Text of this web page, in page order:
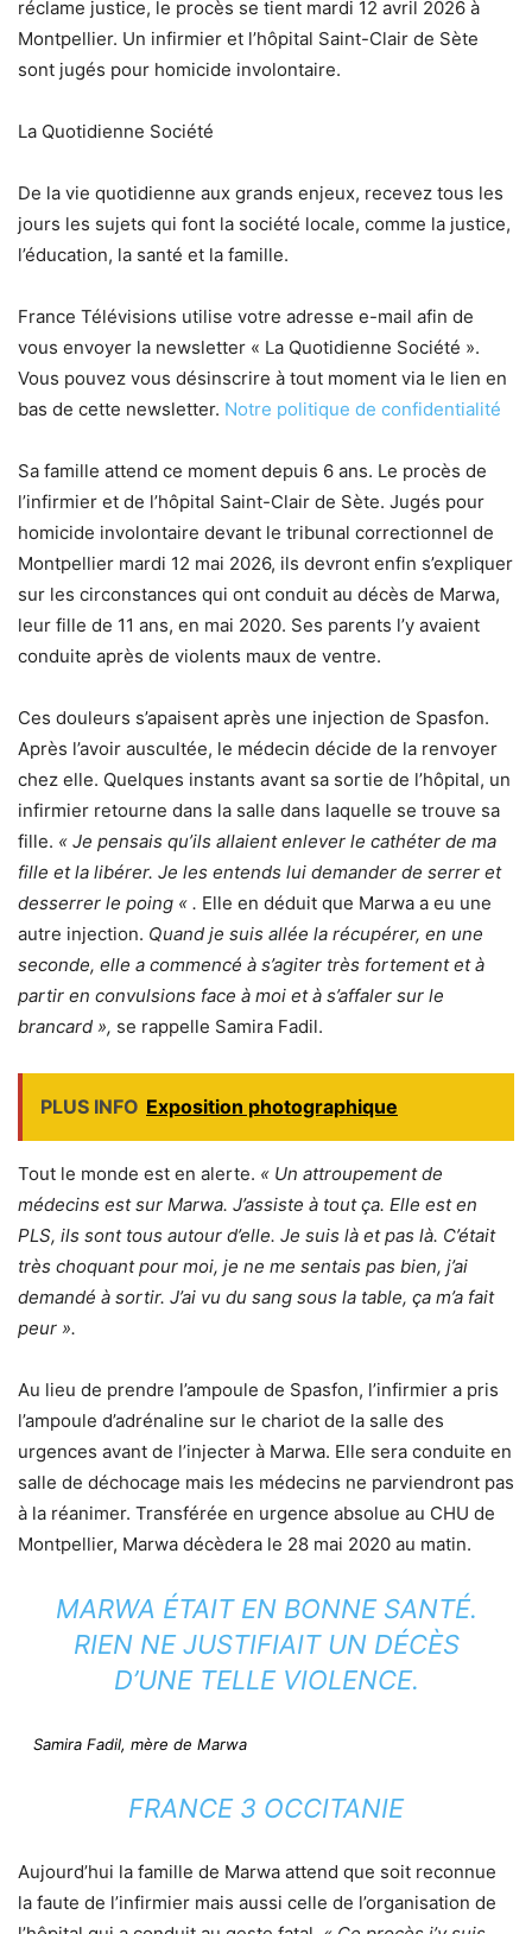
réclame justice, le procès se tient mardi 12 avril 2026 à
Montpellier. Un infirmier et l’hôpital Saint-Clair de Sète
sont jugés pour homicide involontaire.
La Quotidienne Société
De la vie quotidienne aux grands enjeux, recevez tous les
jours les sujets qui font la société locale, comme la justice,
l’éducation, la santé et la famille.
France Télévisions utilise votre adresse e-mail afin de
vous envoyer la newsletter « La Quotidienne Société ».
Vous pouvez vous désinscrire à tout moment via le lien en
bas de cette newsletter. Notre politique de confidentialité
Sa famille attend ce moment depuis 6 ans. Le procès de
l’infirmier et de l’hôpital Saint-Clair de Sète. Jugés pour
homicide involontaire devant le tribunal correctionnel de
Montpellier mardi 12 mai 2026, ils devront enfin s’expliquer
sur les circonstances qui ont conduit au décès de Marwa,
leur fille de 11 ans, en mai 2020. Ses parents l’y avaient
conduite après de violents maux de ventre.
Ces douleurs s’apaisent après une injection de Spasfon.
Après l’avoir auscultée, le médecin décide de la renvoyer
chez elle. Quelques instants avant sa sortie de l’hôpital, un
infirmier retourne dans la salle dans laquelle se trouve sa
fille. « Je pensais qu’ils allaient enlever le cathéter de ma
fille et la libérer. Je les entends lui demander de serrer et
desserrer le poing « . Elle en déduit que Marwa a eu une
autre injection. Quand je suis allée la récupérer, en une
seconde, elle a commencé à s’agiter très fortement et à
partir en convulsions face à moi et à s’affaler sur le
brancard », se rappelle Samira Fadil.
PLUS INFO Exposition photographique
Tout le monde est en alerte. « Un attroupement de
médecins est sur Marwa. J’assiste à tout ça. Elle est en
PLS, ils sont tous autour d’elle. Je suis là et pas là. C’était
très choquant pour moi, je ne me sentais pas bien, j’ai
demandé à sortir. J’ai vu du sang sous la table, ça m’a fait
peur ».
Au lieu de prendre l’ampoule de Spasfon, l’infirmier a pris
l’ampoule d’adrénaline sur le chariot de la salle des
urgences avant de l’injecter à Marwa. Elle sera conduite en
salle de déchocage mais les médecins ne parviendront pas
à la réanimer. Transférée en urgence absolue au CHU de
Montpellier, Marwa décèdera le 28 mai 2020 au matin.
MARWA ÉTAIT EN BONNE SANTÉ.
RIEN NE JUSTIFIAIT UN DÉCÈS
D’UNE TELLE VIOLENCE.
Samira Fadil, mère de Marwa
FRANCE 3 OCCITANIE
Aujourd’hui la famille de Marwa attend que soit reconnue
la faute de l’infirmier mais aussi celle de l’organisation de